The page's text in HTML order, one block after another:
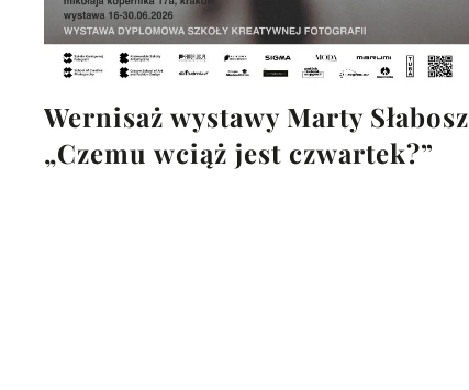
Wernisaż wystawy Marty Słabosz
„Czemu wciąż jest czwartek?”